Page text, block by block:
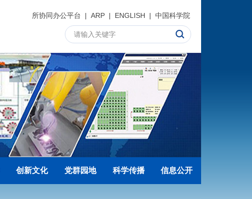
所协同办公平台 | ARP | ENGLISH | 中国科学院
创新文化 党群园地 科学传播 信息公开